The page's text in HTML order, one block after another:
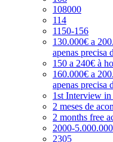
108000
114
1150-156
130.000€ a
apenas precisa
150 a 240€ à
160.000€ a
apenas precisa
1st Interview
2 meses de
2 months free
2000-5.000.000
2305